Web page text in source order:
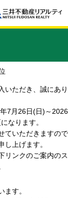
いただき、誠にあり
7月26日(日)～2026
なります。
ていただきますので
上げます。
リンクのご案内のス
す。